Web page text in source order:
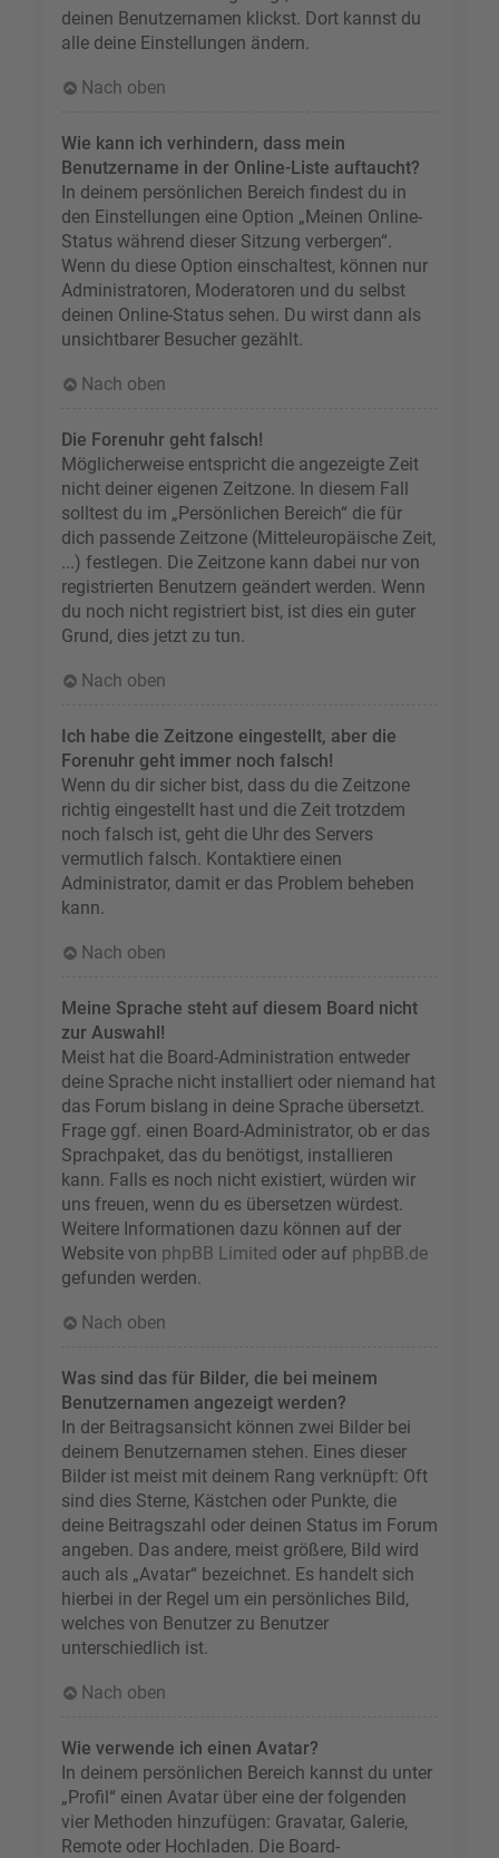
deinen Benutzernamen klickst. Dort kannst du
alle deine Einstellungen ändern.
Nach oben
Wie kann ich verhindern, dass mein
Benutzername in der Online-Liste auftaucht?
In deinem persönlichen Bereich findest du in
den Einstellungen eine Option „Meinen Online-
Status während dieser Sitzung verbergen“.
Wenn du diese Option einschaltest, können nur
Administratoren, Moderatoren und du selbst
deinen Online-Status sehen. Du wirst dann als
unsichtbarer Besucher gezählt.
Nach oben
Die Forenuhr geht falsch!
Möglicherweise entspricht die angezeigte Zeit
nicht deiner eigenen Zeitzone. In diesem Fall
solltest du im „Persönlichen Bereich“ die für
dich passende Zeitzone (Mitteleuropäische Zeit,
...) festlegen. Die Zeitzone kann dabei nur von
registrierten Benutzern geändert werden. Wenn
du noch nicht registriert bist, ist dies ein guter
Grund, dies jetzt zu tun.
Nach oben
Ich habe die Zeitzone eingestellt, aber die
Forenuhr geht immer noch falsch!
Wenn du dir sicher bist, dass du die Zeitzone
richtig eingestellt hast und die Zeit trotzdem
noch falsch ist, geht die Uhr des Servers
vermutlich falsch. Kontaktiere einen
Administrator, damit er das Problem beheben
kann.
Nach oben
Meine Sprache steht auf diesem Board nicht
zur Auswahl!
Meist hat die Board-Administration entweder
deine Sprache nicht installiert oder niemand hat
das Forum bislang in deine Sprache übersetzt.
Frage ggf. einen Board-Administrator, ob er das
Sprachpaket, das du benötigst, installieren
kann. Falls es noch nicht existiert, würden wir
uns freuen, wenn du es übersetzen würdest.
Weitere Informationen dazu können auf der
Website von phpBB Limited oder auf phpBB.de
gefunden werden.
Nach oben
Was sind das für Bilder, die bei meinem
Benutzernamen angezeigt werden?
In der Beitragsansicht können zwei Bilder bei
deinem Benutzernamen stehen. Eines dieser
Bilder ist meist mit deinem Rang verknüpft: Oft
sind dies Sterne, Kästchen oder Punkte, die
deine Beitragszahl oder deinen Status im Forum
angeben. Das andere, meist größere, Bild wird
auch als „Avatar“ bezeichnet. Es handelt sich
hierbei in der Regel um ein persönliches Bild,
welches von Benutzer zu Benutzer
unterschiedlich ist.
Nach oben
Wie verwende ich einen Avatar?
In deinem persönlichen Bereich kannst du unter
„Profil“ einen Avatar über eine der folgenden
vier Methoden hinzufügen: Gravatar, Galerie,
Remote oder Hochladen. Die Board-